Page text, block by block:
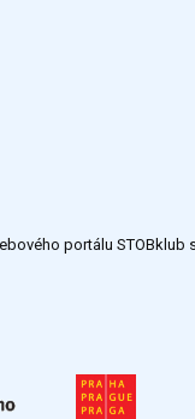
portálu STOBklub